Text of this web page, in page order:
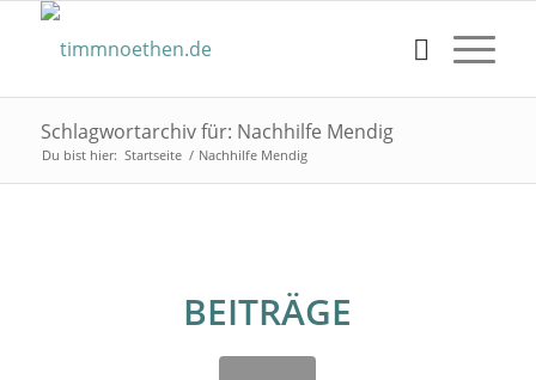
Schlagwortarchiv für: Nachhilfe Mendig
Du bist hier: Startseite / Nachhilfe Mendig
BEITRÄGE